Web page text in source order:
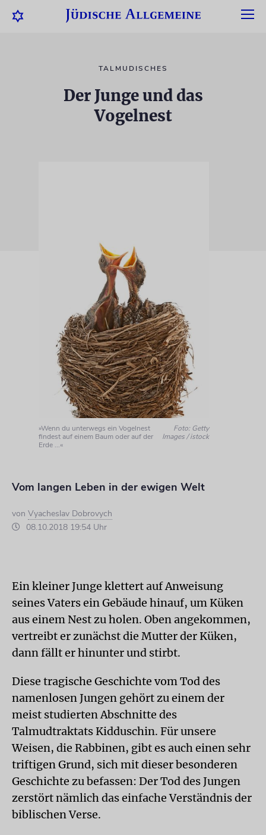
TALMUDISCHES
Der Junge und das
Vogelnest
»Wenn du unterwegs ein Vogelnest
findest auf einem Baum oder auf der
Erde ...«
Foto: Getty
Images / istock
Vom langen Leben in der ewigen Welt
von Vyacheslav Dobrovych
08.10.2018 19:54 Uhr
Ein kleiner Junge klettert auf Anweisung
seines Vaters ein Gebäude hinauf, um Küken
aus einem Nest zu holen. Oben angekommen,
vertreibt er zunächst die Mutter der Küken,
dann fällt er hinunter und stirbt.
Diese tragische Geschichte vom Tod des
namenlosen Jungen gehört zu einem der
meist studierten Abschnitte des
Talmudtraktats Kidduschin. Für unsere
Weisen, die Rabbinen, gibt es auch einen sehr
triftigen Grund, sich mit dieser besonderen
Geschichte zu befassen: Der Tod des Jungen
zerstört nämlich das einfache Verständnis der
biblischen Verse.